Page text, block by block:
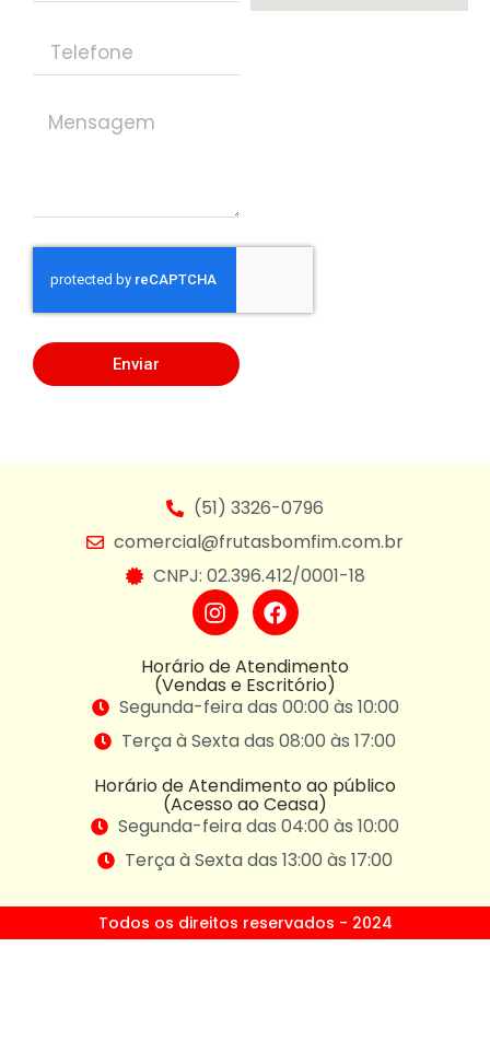
Enviar
(51) 3326-0796
comercial@frutasbomfim.com.br
CNPJ: 02.396.412/0001-18
Horário de Atendimento
(Vendas e Escritório)
Segunda-feira das 00:00 às 10:00
Terça à Sexta das 08:00 às 17:00
Horário de Atendimento ao público
(Acesso ao Ceasa)
Segunda-feira das 04:00 às 10:00
Terça à Sexta das 13:00 às 17:00
Todos os direitos reservados - 2024